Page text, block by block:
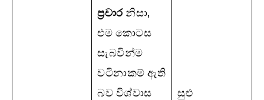
ප්‍රචාරනිසා,
එම කොටස
සැබවින්ම
වටිනාකම් ඇති
බව විශ්වාස
සුළු